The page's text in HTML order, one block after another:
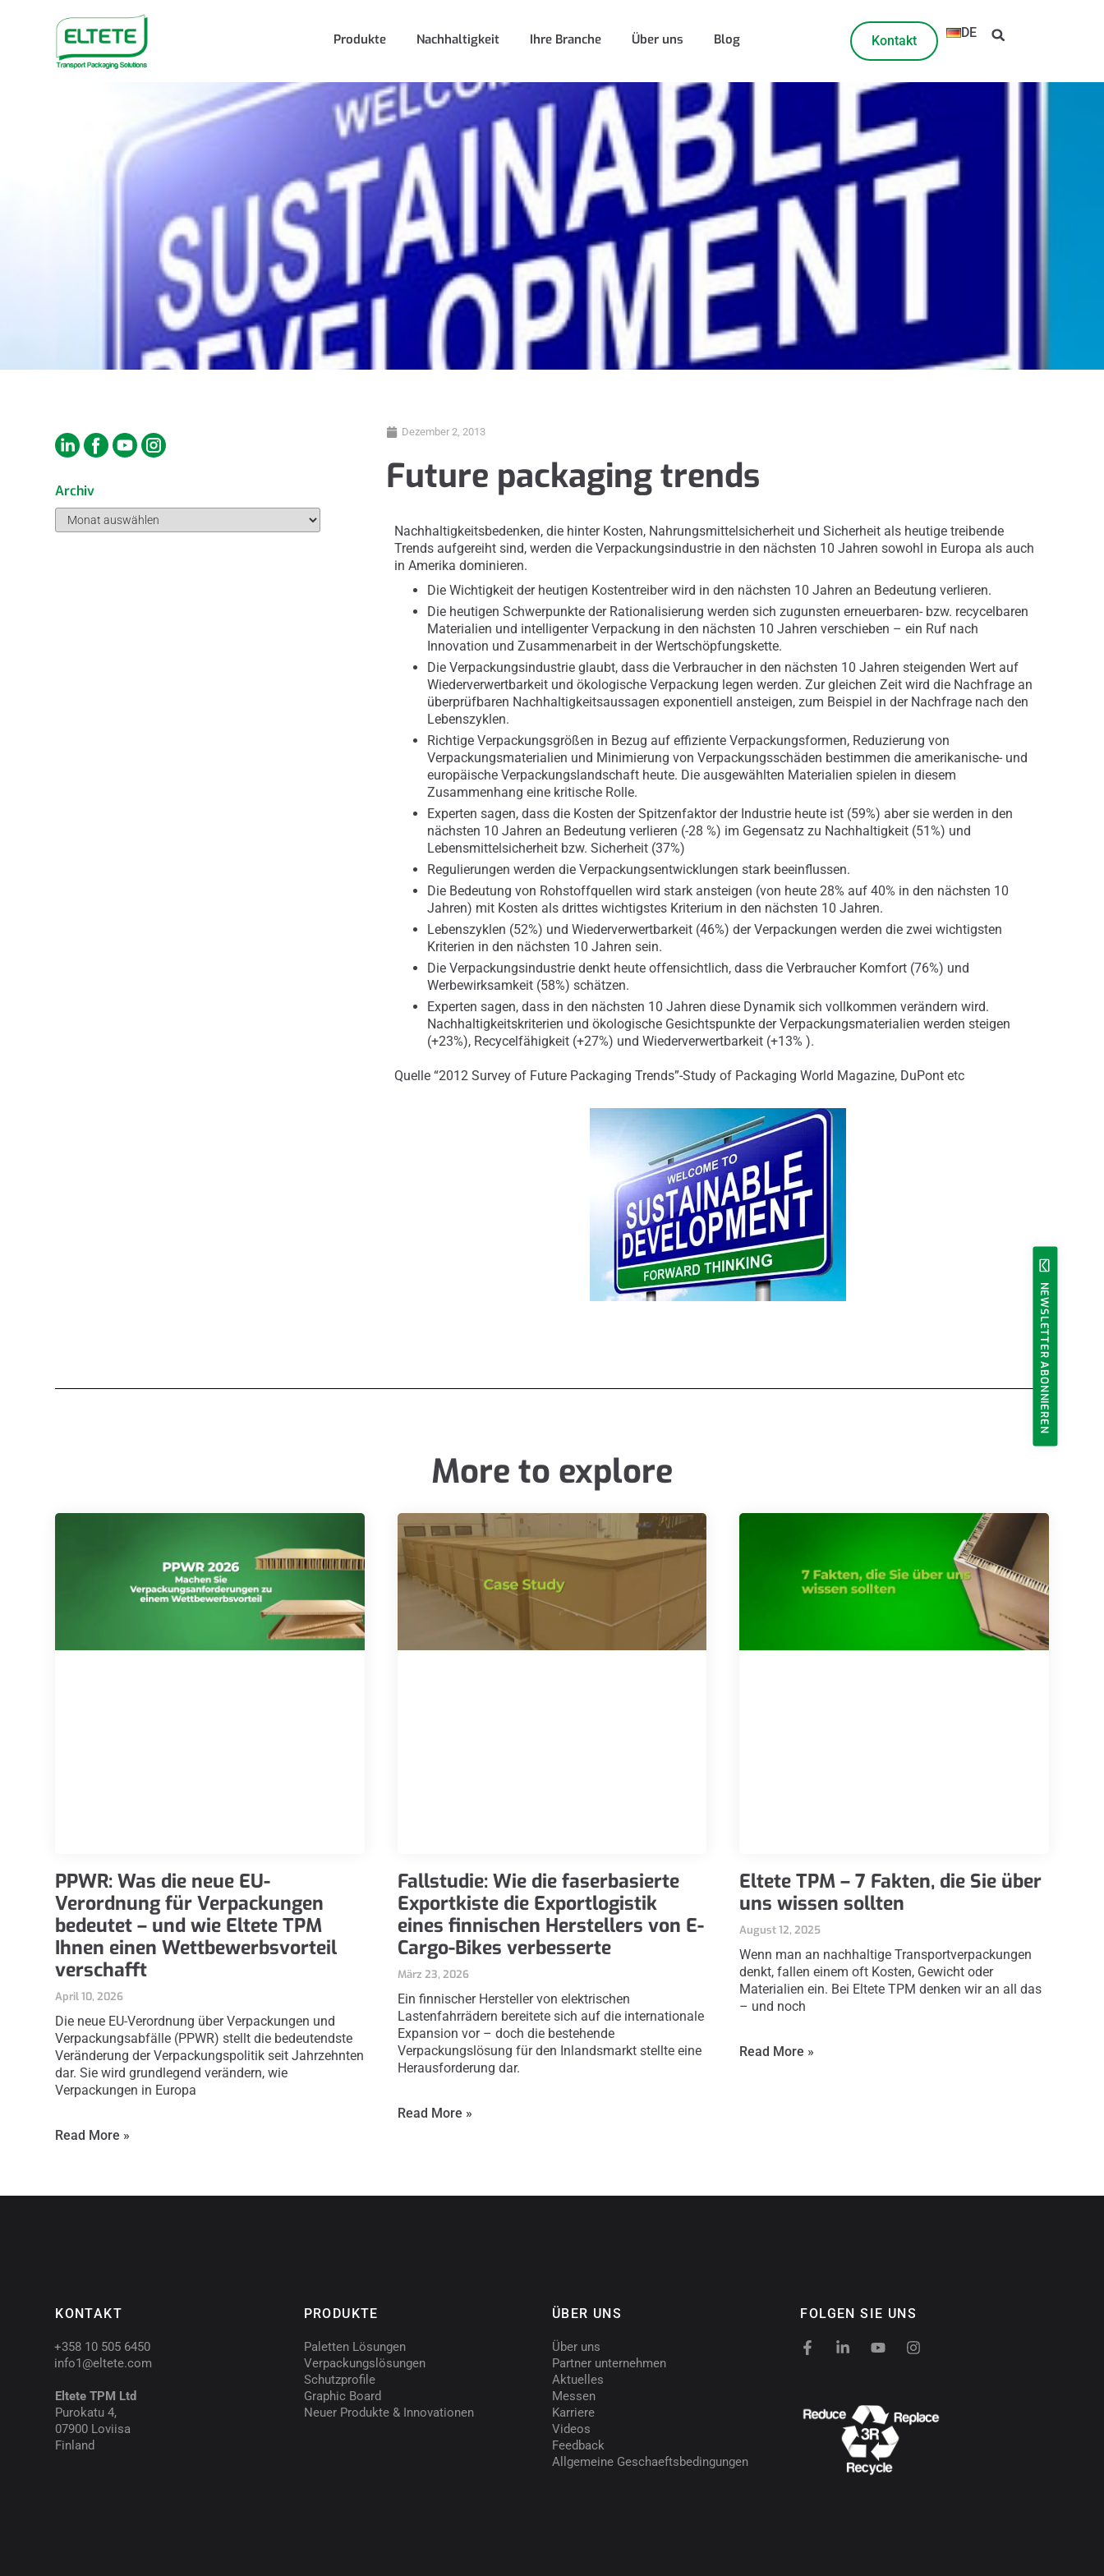
Produkte Nachhaltigkeit Ihre Branche Über uns Blog Kontakt
DE
Archiv
Dezember 2, 2013
Future packaging trends
Nachhaltigkeitsbedenken, die hinter Kosten, Nahrungsmittelsicherheit und Sicherheit als heutige treibende
Trends aufgereiht sind, werden die Verpackungsindustrie in den nächsten 10 Jahren sowohl in Europa als auch
in Amerika dominieren.
Die Wichtigkeit der heutigen Kostentreiber wird in den nächsten 10 Jahren an Bedeutung verlieren.
Die heutigen Schwerpunkte der Rationalisierung werden sich zugunsten erneuerbaren- bzw. recycelbaren
Materialien und intelligenter Verpackung in den nächsten 10 Jahren verschieben – ein Ruf nach
Innovation und Zusammenarbeit in der Wertschöpfungskette.
Die Verpackungsindustrie glaubt, dass die Verbraucher in den nächsten 10 Jahren steigenden Wert auf
Wiederverwertbarkeit und ökologische Verpackung legen werden. Zur gleichen Zeit wird die Nachfrage an
überprüfbaren Nachhaltigkeitsaussagen exponentiell ansteigen, zum Beispiel in der Nachfrage nach den
Lebenszyklen.
Richtige Verpackungsgrößen in Bezug auf effiziente Verpackungsformen, Reduzierung von
Verpackungsmaterialien und Minimierung von Verpackungsschäden bestimmen die amerikanische- und
europäische Verpackungslandschaft heute. Die ausgewählten Materialien spielen in diesem
Zusammenhang eine kritische Rolle.
Experten sagen, dass die Kosten der Spitzenfaktor der Industrie heute ist (59%) aber sie werden in den
nächsten 10 Jahren an Bedeutung verlieren (-28 %) im Gegensatz zu Nachhaltigkeit (51%) und
Lebensmittelsicherheit bzw. Sicherheit (37%)
Regulierungen werden die Verpackungsentwicklungen stark beeinflussen.
Die Bedeutung von Rohstoffquellen wird stark ansteigen (von heute 28% auf 40% in den nächsten 10
Jahren) mit Kosten als drittes wichtigstes Kriterium in den nächsten 10 Jahren.
Lebenszyklen (52%) und Wiederverwertbarkeit (46%) der Verpackungen werden die zwei wichtigsten
Kriterien in den nächsten 10 Jahren sein.
Die Verpackungsindustrie denkt heute offensichtlich, dass die Verbraucher Komfort (76%) und
Werbewirksamkeit (58%) schätzen.
Experten sagen, dass in den nächsten 10 Jahren diese Dynamik sich vollkommen verändern wird.
Nachhaltigkeitskriterien und ökologische Gesichtspunkte der Verpackungsmaterialien werden steigen
(+23%), Recycelfähigkeit (+27%) und Wiederverwertbarkeit (+13% ).
Quelle “2012 Survey of Future Packaging Trends”-Study of Packaging World Magazine, DuPont etc
More to explore
PPWR: Was die neue EU-
Verordnung für Verpackungen
bedeutet – und wie Eltete TPM
Ihnen einen Wettbewerbsvorteil
verschafft
April 10, 2026
Die neue EU-Verordnung über Verpackungen und
Verpackungsabfälle (PPWR) stellt die bedeutendste
Veränderung der Verpackungspolitik seit Jahrzehnten
dar. Sie wird grundlegend verändern, wie
Verpackungen in Europa
Read More »
Fallstudie: Wie die faserbasierte
Exportkiste die Exportlogistik
eines finnischen Herstellers von E-
Cargo-Bikes verbesserte
März 23, 2026
Ein finnischer Hersteller von elektrischen
Lastenfahrrädern bereitete sich auf die internationale
Expansion vor – doch die bestehende
Verpackungslösung für den Inlandsmarkt stellte eine
Herausforderung dar.
Read More »
Eltete TPM – 7 Fakten, die Sie über
uns wissen sollten
August 12, 2025
Wenn man an nachhaltige Transportverpackungen
denkt, fallen einem oft Kosten, Gewicht oder
Materialien ein. Bei Eltete TPM denken wir an all das
– und noch
Read More »
KONTAKT
+358 10 505 6450
info1@eltete.com
Eltete TPM Ltd
Purokatu 4,
07900 Loviisa
Finland
NEWSLETTER ABONNIEREN
PRODUKTE
Paletten Lösungen
Verpackungslösungen
Schutzprofile
Graphic Board
Neuer Produkte & Innovationen
ÜBER UNS
Über uns
Partner unternehmen
Aktuelles
Messen
Karriere
Videos
Feedback
Allgemeine Geschaeftsbedingungen
FOLGEN SIE UNS